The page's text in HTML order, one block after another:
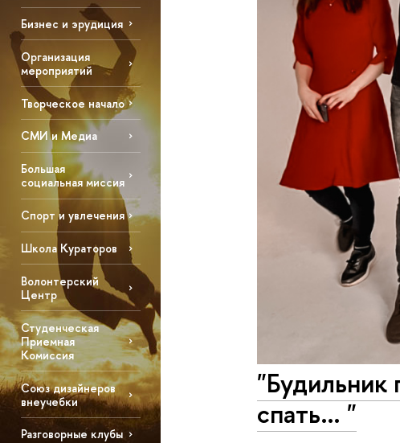
Бизнес и эрудиция
Организация
мероприятий
Творческое начало
СМИ и Медиа
Большая
социальная миссия
Спорт и увлечения
Школа Кураторов
Волонтерский
Центр
Студенческая
Приемная
Комиссия
Союз дизайнеров
внеучебки
Разговорные клубы
"Будильник
спать… "